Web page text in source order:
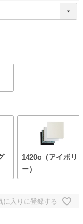
1420o（アイボリ
ー）
に入りに登録する